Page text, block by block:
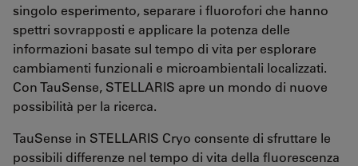
singolo esperimento, separare i fluorofori che hanno
spettri sovrapposti e applicare la potenza delle
informazioni basate sul tempo di vita per esplorare
cambiamenti funzionali e microambientali localizzati.
Con TauSense, STELLARIS apre un mondo di nuove
possibilità per la ricerca.
TauSense in STELLARIS Cryo consente di sfruttare le
possibili differenze nel tempo di vita della fluorescenza